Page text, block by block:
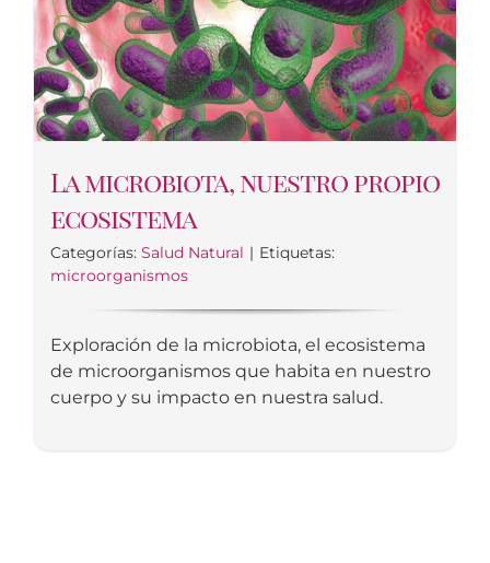
La microbiota, nuestro propio
ecosistema
Categorías: Salud Natural | Etiquetas:
microorganismos
Exploración de la microbiota, el ecosistema
de microorganismos que habita en nuestro
cuerpo y su impacto en nuestra salud.